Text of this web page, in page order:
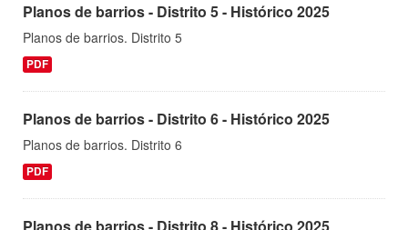
Planos de barrios - Distrito 5 - Histórico 2025
Planos de barrios. Distrito 5
PDF
Planos de barrios - Distrito 6 - Histórico 2025
Planos de barrios. Distrito 6
PDF